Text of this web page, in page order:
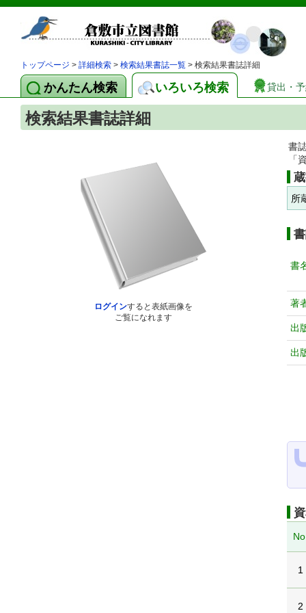
トップページ > 詳細検索 > 検索結果書誌一覧 > 検索結果書誌詳細
かんたん検索 いろいろ検索 貸出・
検索結果書誌詳細
ログインすると表紙画像を
ご覧になれます
書
「
所
書
著
出
出
1
2